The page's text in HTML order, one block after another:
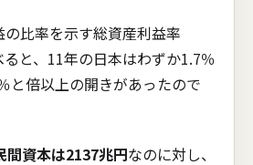
比率を示す総資産利益率
ると、11年の日本はわずか1.7％
と倍以上の開きがあったので
間資本は2137兆円なのに対し、